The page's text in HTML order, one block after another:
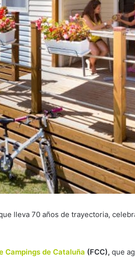
lleva 70 años de trayectoria,
Campings de Cataluña (FCC), que